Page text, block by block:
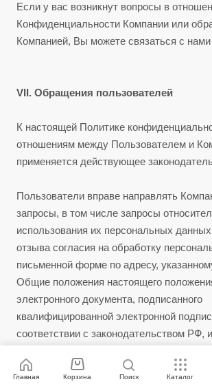
Если у вас возникнут вопросы в
Конфиденциальности Компании или
Компанией, Вы можете связаться с нами
VII. Обращения пользователей
К настоящей Политике
отношениям между Пользователем и
применяется действующее
Пользователи вправе направлять
запросы, в том числе запросы
использования их персональных
отзыва согласия на обработку
письменной форме по адресу,
Общие положения настоящего
электронного документа, подписанного
квалифицированной электронной
соответствии с законодательством РФ,
Главная Корзина Поиск Каталог